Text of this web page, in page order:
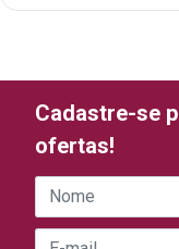
Cadastre-se
ofertas!